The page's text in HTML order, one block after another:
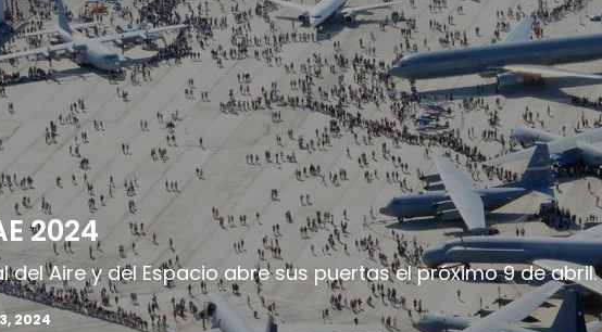
2024
del Aire y del Espacio abre sus puertas el próximo 9 de abril.
2024